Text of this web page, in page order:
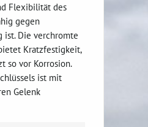
Flexibilität des
gegen
ist. Die verchromte
Kratzfestigkeit,
so vor Korrosion.
ist mit
Gelenk